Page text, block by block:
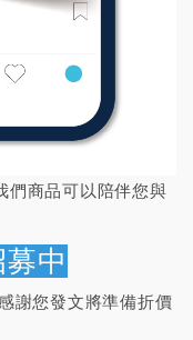
們商品可以陪伴您與
中
謝您發文將準備折價